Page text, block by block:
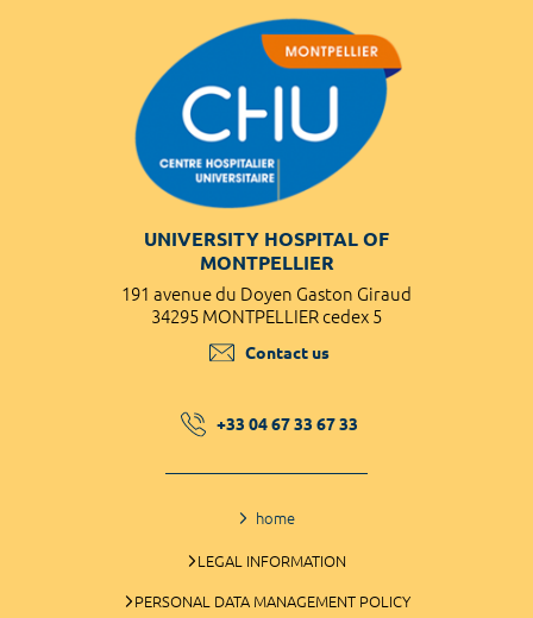
UNIVERSITY HOSPITAL OF
MONTPELLIER
191 avenue du Doyen Gaston Giraud
34295 MONTPELLIER cedex 5
Contact us
+33 04 67 33 67 33
home
LEGAL INFORMATION
PERSONAL DATA MANAGEMENT POLICY